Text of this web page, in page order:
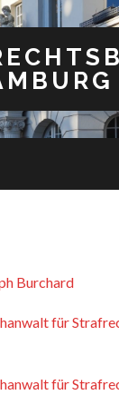
Burchard
für
für